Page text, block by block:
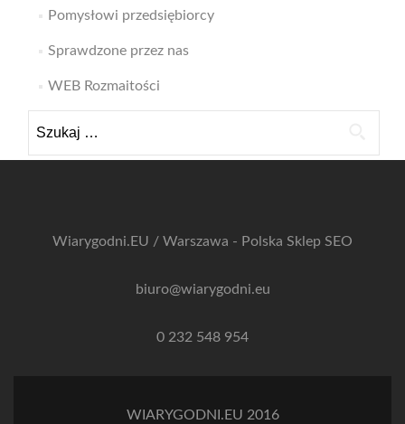
Pomysłowi przedsiębiorcy
Sprawdzone przez nas
WEB Rozmaitości
Wiarygodni.EU / Warszawa - Polska Sklep SEO
biuro@wiarygodni.eu
0 232 548 954
WIARYGODNI.EU 2016